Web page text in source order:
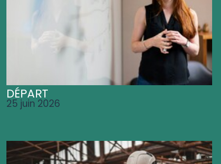
DÉPART
25 juin 2026